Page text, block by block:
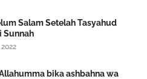
Salam Setelah Tasyahud
Sunnah
bika ashbahna wa